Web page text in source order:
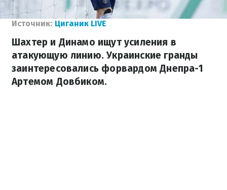
Источник: Циганик LIVE
Шахтер и Динамо ищут усиления в
атакующую линию. Украинские гранды
заинтересовались форвардом Днепра-1
Артемом Довбиком.